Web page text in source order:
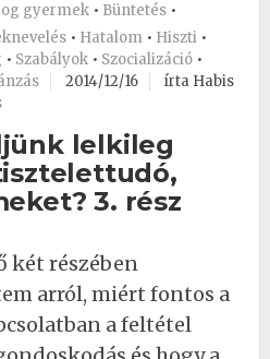
gyermek • Büntetés •
• Hatalom • Hiszti •
• Szabályok • Szocializáció •
2014/12/16
írta Habis
lelkileg
3. rész
két részében
arról, miért fontos a
a feltétel